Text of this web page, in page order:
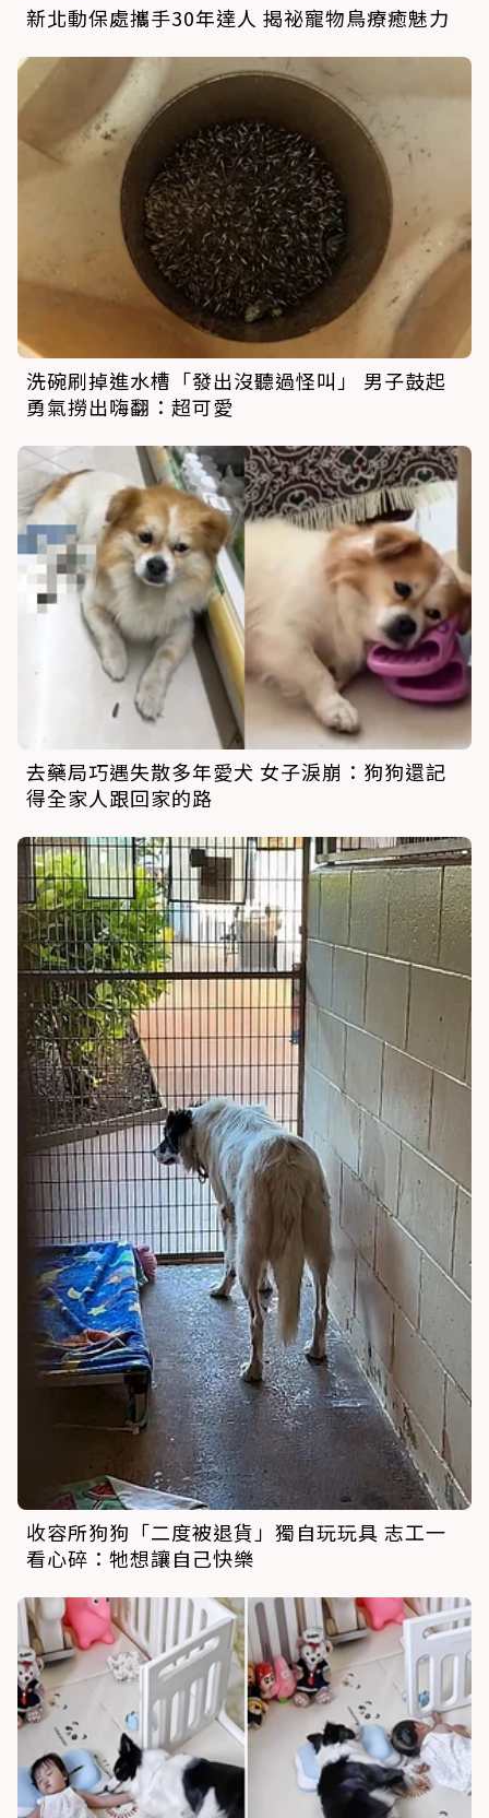
新北動保處攜手30年達人 揭祕寵物鳥療癒魅力
洗碗刷掉進水槽「發出沒聽過怪叫」 男子鼓起
勇氣撈出嗨翻：超可愛
去藥局巧遇失散多年愛犬 女子淚崩：狗狗還記
得全家人跟回家的路
收容所狗狗「二度被退貨」獨自玩玩具 志工一
看心碎：牠想讓自己快樂